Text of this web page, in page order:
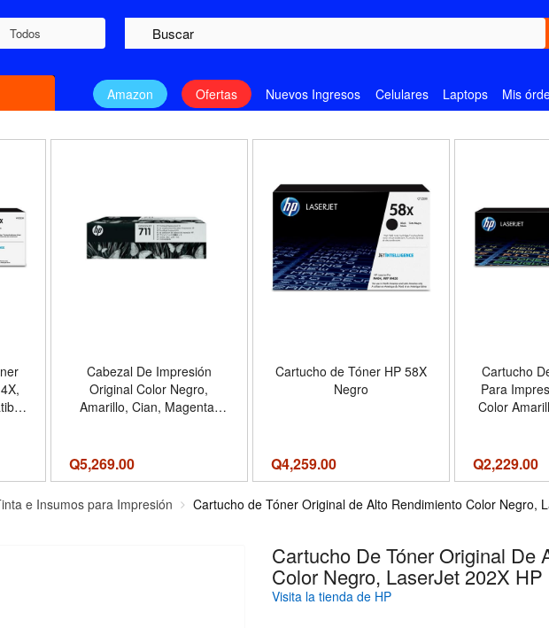
Todos
Amazon Ofertas Nuevos Ingresos Celulares Laptops Mis
Cabezal De Impresión
Original Color Negro,
Amarillo, Cian, Magenta,
Q5,269.00
Cartucho de Tóner HP 58X
Negro
Q4,259.00
Cartucho
Para
Color
Q2,229.00
e Insumos para Impresión Cartucho de Tóner Original de Alto Rendimiento Color Negro,
Cartucho De Tóner Original De
Color Negro, LaserJet 202X HP
Visita la tienda de HP